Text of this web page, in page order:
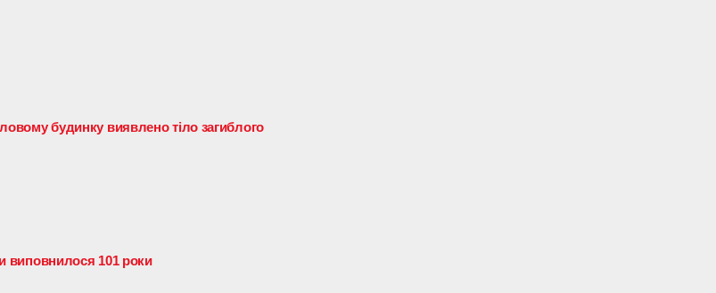
будинку виявлено тіло загиблого
виповнилося 101 роки